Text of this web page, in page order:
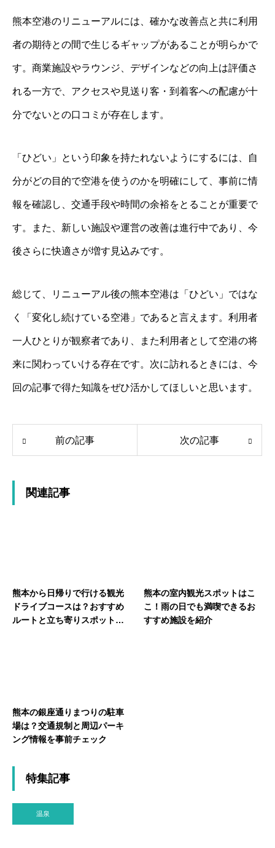
熊本空港のリニューアルには、確かな改善点と共に利用
者の期待との間で生じるギャップがあることが明らかで
す。商業施設やラウンジ、デザインなどの向上は評価さ
れる一方で、アクセスや見送り客・到着客への配慮が十
分でないとの口コミが存在します。
「ひどい」という印象を持たれないようにするには、自
分がどの目的で空港を使うのかを明確にして、事前に情
報を確認し、交通手段や時間の余裕をとることが重要で
す。また、新しい施設や運営の改善は進行中であり、今
後さらに快適さが増す見込みです。
総じて、リニューアル後の熊本空港は「ひどい」ではな
く「変化し続けている空港」であると言えます。利用者
一人ひとりが観察者であり、また利用者として空港の将
来に関わっていける存在です。次に訪れるときには、今
回の記事で得た知識をぜひ活かしてほしいと思います。
前の記事 次の記事
関連記事
熊本から日帰りで行ける観光
ドライブコースは？おすすめ
ルートと立ち寄りスポットを
熊本の室内観光スポットはこ
こ！雨の日でも満喫できるお
すすめ施設を紹介
熊本の銀座通りまつりの駐車
場は？交通規制と周辺パーキ
ング情報を事前チェック
特集記事
温泉